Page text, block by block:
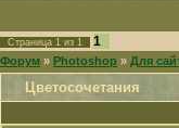
Страница 1 из 1 1
Форум » Photoshop » Для
Цветосочетания